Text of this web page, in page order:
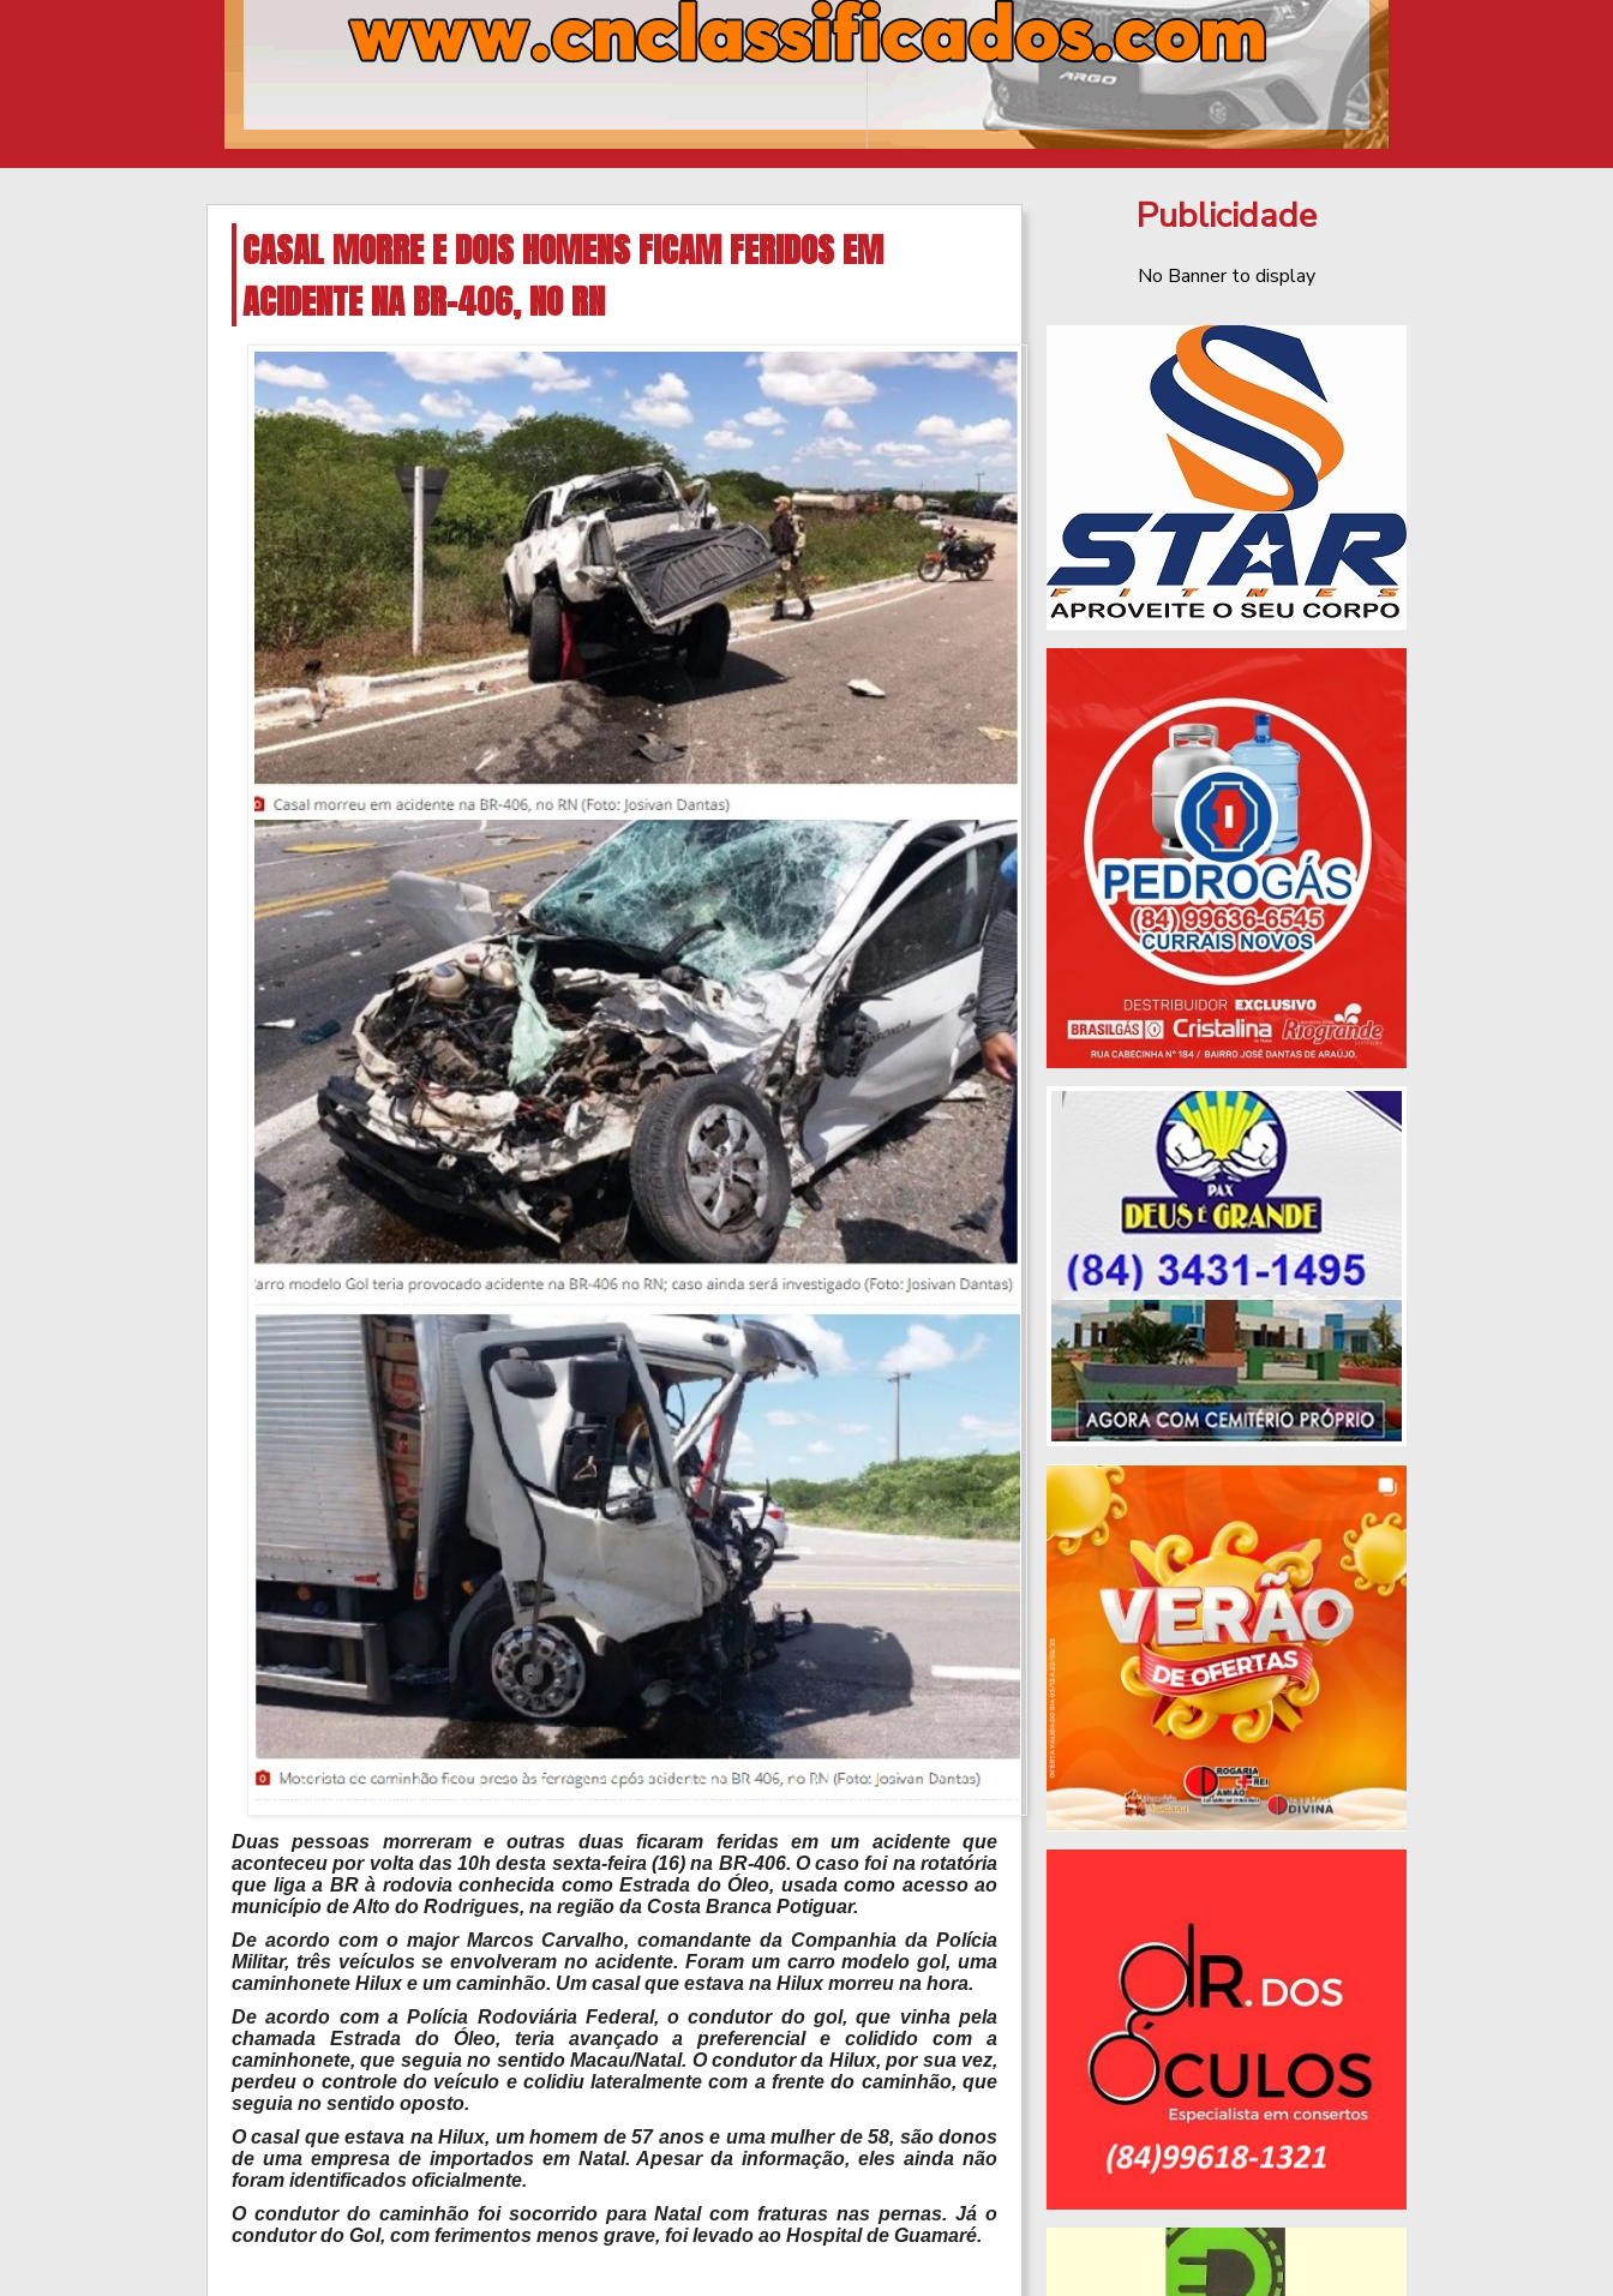
CASAL MORRE E DOIS HOMENS FICAM FERIDOS EM
ACIDENTE NA BR-406, NO RN
Duas pessoas morreram e outras duas ficaram feridas em um acidente que
aconteceu por volta das 10h desta sexta-feira (16) na BR-406. O caso foi na rotatória
que liga a BR à rodovia conhecida como Estrada do Óleo, usada como acesso ao
município de Alto do Rodrigues, na região da Costa Branca Potiguar.
De acordo com o major Marcos Carvalho, comandante da Companhia da Polícia
Militar, três veículos se envolveram no acidente. Foram um carro modelo gol, uma
caminhonete Hilux e um caminhão. Um casal que estava na Hilux morreu na hora.
De acordo com a Polícia Rodoviária Federal, o condutor do gol, que vinha pela
chamada Estrada do Óleo, teria avançado a preferencial e colidido com a
caminhonete, que seguia no sentido Macau/Natal. O condutor da Hilux, por sua vez,
perdeu o controle do veículo e colidiu lateralmente com a frente do caminhão, que
seguia no sentido oposto.
O casal que estava na Hilux, um homem de 57 anos e uma mulher de 58, são donos
de uma empresa de importados em Natal. Apesar da informação, eles ainda não
foram identificados oficialmente.
O condutor do caminhão foi socorrido para Natal com fraturas nas pernas. Já o
condutor do Gol, com ferimentos menos grave, foi levado ao Hospital de Guamaré.
Publicidade
No Banner to display